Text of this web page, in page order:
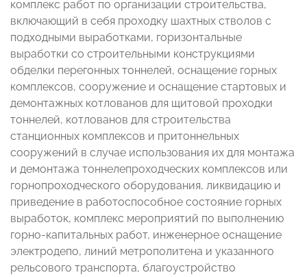
комплекс работ по организации строительства,
включающий в себя проходку шахтных стволов с
подходными выработками, горизонтальные
выработки со строительными конструкциями
обделки перегонных тоннелей, оснащение горных
комплексов, сооружение и оснащение стартовых и
демонтажных котлованов для щитовой проходки
тоннелей, котлованов для строительства
станционных комплексов и притоннельных
сооружений в случае использования их для монтажа
и демонтажа тоннелепроходческих комплексов или
горнопроходческого оборудования, ликвидацию и
приведение в работоспособное состояние горных
выработок, комплекс мероприятий по выполнению
горно-капитальных работ, инженерное оснащение
электродепо, линий метрополитена и указанного
рельсового транспорта, благоустройство